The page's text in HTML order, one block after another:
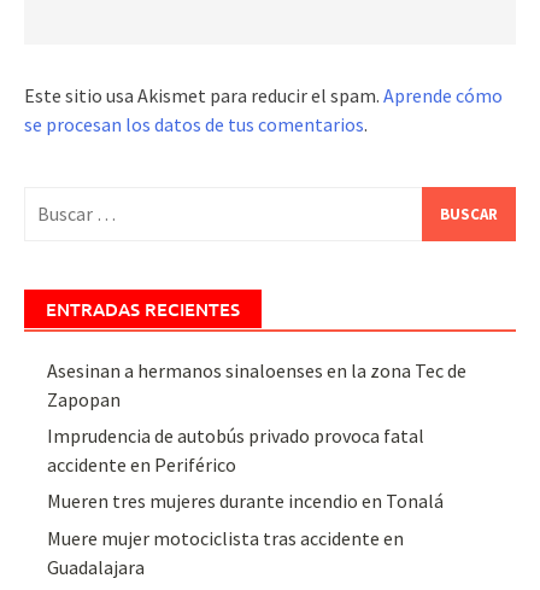
Este sitio usa Akismet para reducir el spam. Aprende cómo
se procesan los datos de tus comentarios.
ENTRADAS RECIENTES
Asesinan a hermanos sinaloenses en la zona Tec de
Zapopan
Imprudencia de autobús privado provoca fatal
accidente en Periférico
Mueren tres mujeres durante incendio en Tonalá
Muere mujer motociclista tras accidente en
Guadalajara